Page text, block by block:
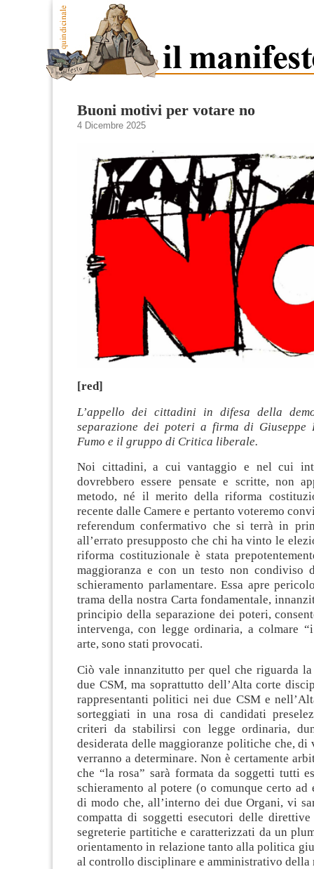
Buoni motivi per votare no
4 Dicembre 2025
[red]
L’appello dei cittadini in difesa della
separazione dei poteri a firma di Giuseppe
Fumo e il gruppo di Critica liberale.
Noi cittadini, a cui vantaggio e nel cui
dovrebbero essere pensate e scritte, non
metodo, né il merito della riforma
recente dalle Camere e pertanto voteremo
referendum confermativo che si terrà in
all’errato presupposto che chi ha vinto le
riforma costituzionale è stata
maggioranza e con un testo non condiviso
schieramento parlamentare. Essa apre
trama della nostra Carta fondamentale,
principio della separazione dei poteri,
intervenga, con legge ordinaria, a colmare
arte, sono stati provocati.
Ciò vale innanzitutto per quel che riguarda
due CSM, ma soprattutto dell’Alta corte
rappresentanti politici nei due CSM e
sorteggiati in una rosa di candidati
criteri da stabilirsi con legge ordinaria,
desiderata delle maggioranze politiche che,
verranno a determinare. Non è certamente
che “la rosa” sarà formata da soggetti tutti
schieramento al potere (o comunque certo ad
di modo che, all’interno dei due Organi, vi
compatta di soggetti esecutori delle
segreterie partitiche e caratterizzati da un
orientamento in relazione tanto alla politica
al controllo disciplinare e amministrativo della